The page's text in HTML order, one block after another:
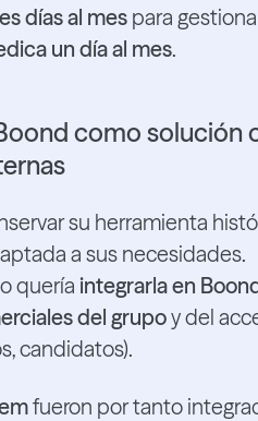
días al mespara
un día al mes.
como solución
su herramienta
a sus necesidades.
quería integrarla en
del grupoy del
candidatos).
fueron por tanto